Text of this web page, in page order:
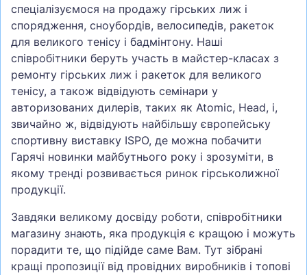
спеціалізуємося на продажу гірських лиж і
спорядження, сноубордів, велосипедів, ракеток
для великого тенісу і бадмінтону. Наші
співробітники беруть участь в майстер-класах з
ремонту гірських лиж і ракеток для великого
тенісу, а також відвідують семінари у
авторизованих дилерів, таких як Atomic, Head, і,
звичайно ж, відвідують найбільшу європейську
спортивну виставку ISPO, де можна побачити
Гарячі новинки майбутнього року і зрозуміти, в
якому тренді розвивається ринок гірськолижної
продукції.
Завдяки великому досвіду роботи, співробітники
магазину знають, яка продукція є кращою і можуть
порадити те, що підійде саме Вам. Тут зібрані
кращі пропозиції від провідних виробників і топові